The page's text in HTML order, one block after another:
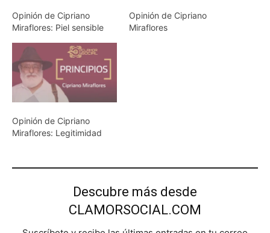
Opinión de Cipriano
Miraflores: Piel sensible
Opinión de Cipriano
Miraflores
Opinión de Cipriano
Miraflores: Legitimidad
Descubre más desde
CLAMORSOCIAL.COM